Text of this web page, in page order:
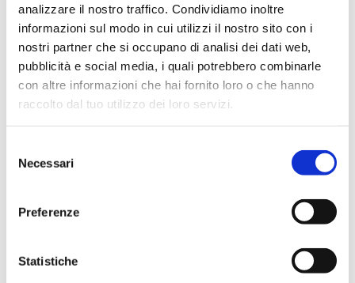
analizzare il nostro traffico. Condividiamo inoltre
informazioni sul modo in cui utilizzi il nostro sito con i
nostri partner che si occupano di analisi dei dati web,
pubblicità e social media, i quali potrebbero combinarle
con altre informazioni che hai fornito loro o che hanno
raccolto dal tuo utilizzo dei loro servizi.
delNecessari
Preferenze
Statistiche
Settori
Ambientale Chimico
Codici prodotto